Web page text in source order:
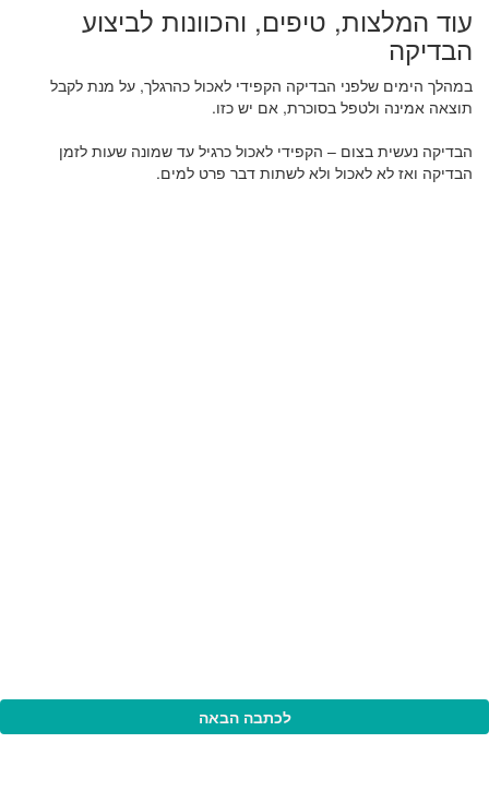
עוד המלצות, טיפים, והכוונות לביצוע
הבדיקה
במהלך הימים שלפני הבדיקה הקפידי לאכול כהרגלך, על מנת לקבל
תוצאה אמינה ולטפל בסוכרת, אם יש כזו.
הבדיקה נעשית בצום – הקפידי לאכול כרגיל עד שמונה שעות לזמן
הבדיקה ואז לא לאכול ולא לשתות דבר פרט למים.
לכתבה הבאה